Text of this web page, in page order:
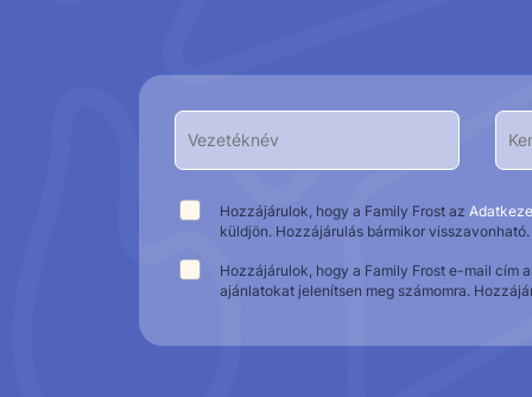
Hozzájárulok, hogy a Family Frost az
küldjön. Hozzájárulás bármikor visszavonható.
Hozzájárulok, hogy a Family Frost e-mail cím
ajánlatokat jelenítsen meg számomra.